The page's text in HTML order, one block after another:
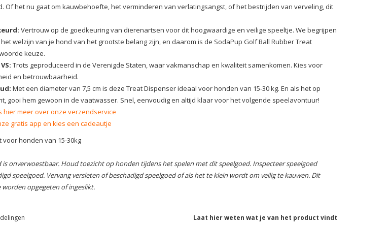
Of het nu gaat om kauwbehoefte, het verminderen van verlatingsangst, of het bestrijden van verveling, dit
Vertrouw op de goedkeuring van dierenartsen voor dit hoogwaardige en veilige speeltje. We begrijpen
welzijn van je hond van het grootste belang zijn, en daarom is de SodaPup Golf Ball Rubber Treat
keuze.
Trots geproduceerd in de Verenigde Staten, waar vakmanschap en kwaliteit samenkomen. Kies voor
en betrouwbaarheid.
Met een diameter van 7,5 cm is deze Treat Dispenser ideaal voor honden van 15-30 kg. En als het op
gooi hem gewoon in de vaatwasser. Snel, eenvoudig en altijd klaar voor het volgende speelavontuur!
hier meer over onze verzendservice
gratis app en kies een cadeautje
voor honden van 15-30kg
is onverwoestbaar. Houd toezicht op honden tijdens het spelen met dit speelgoed. Inspecteer speelgoed
speelgoed. Vervang versleten of beschadigd speelgoed of als het te klein wordt om veilig te kauwen. Dit
opgegeten of ingeslikt.
Laat hier weten wat je van het product vindt